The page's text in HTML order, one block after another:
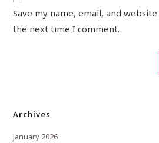
Save my name, email, and
the next time I comment.
Archives
January 2026